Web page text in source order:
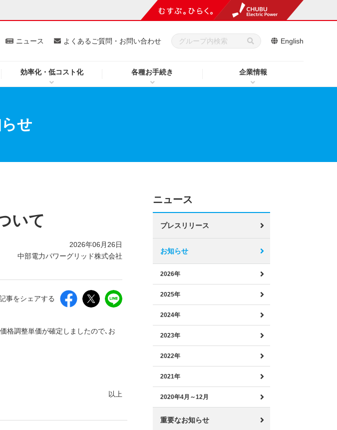
効率化・低コスト化 各種お手続き 企業情報
ニュース よくあるご質問・お問い合わせ English
CSR・環境・社会貢献
企業情報
せ
いて
2026年06月26日
中部電力パワーグリッド株式会社
事をシェアする
格調整単価が確定しましたので､お
以上
ニュース
プレスリリース
お知らせ
2026年
2025年
2024年
2023年
2022年
2021年
2020年4月～12月
重要なお知らせ